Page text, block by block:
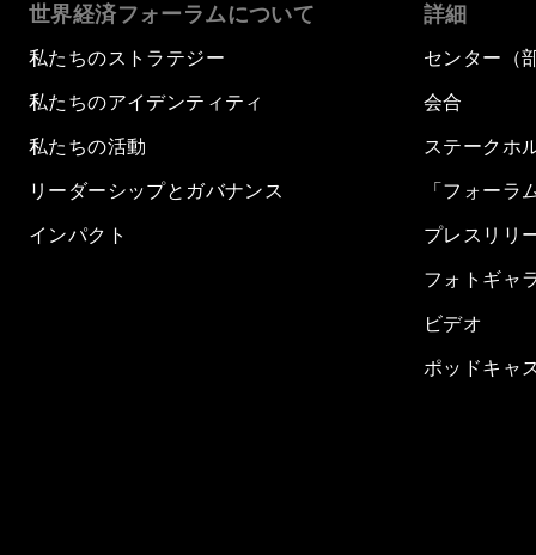
世界経済フォーラムについて
私たちのストラテジー
私たちのアイデンティティ
私たちの活動
リーダーシップとガバナンス
インパクト
詳細
センター（
会合
ステークホ
「フォーラ
プレスリリ
フォトギャ
ビデオ
ポッドキャ